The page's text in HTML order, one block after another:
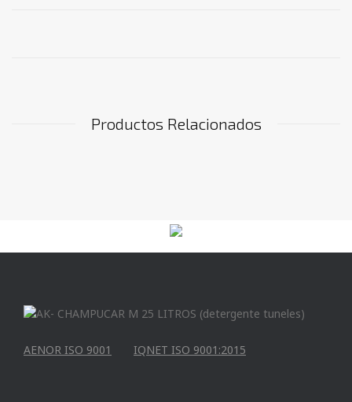
Productos Relacionados
AENOR ISO 9001 IQNET ISO 9001:2015